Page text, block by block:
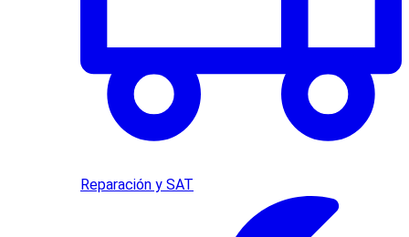
Reparación y SAT